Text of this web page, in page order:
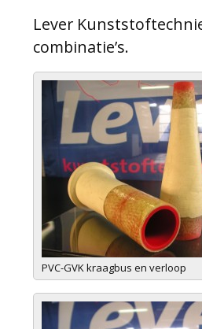
Lever
combinatie’s.
PVC-GVK kraagbus en verloop